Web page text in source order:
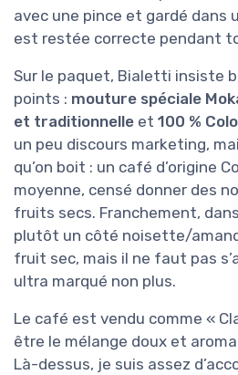
avec une pince et gardé dans
est restée correcte pendant
Sur le paquet, Bialetti insiste
points : mouture spéciale
et traditionnelle et 100 %
un peu discours marketing,
qu’on boit : un café d’origine
moyenne, censé donner des
fruits secs. Franchement,
plutôt un côté noisette/
fruit sec, mais il ne faut pas
ultra marqué non plus.
Le café est vendu comme «
être le mélange doux et
Là-dessus, je suis assez